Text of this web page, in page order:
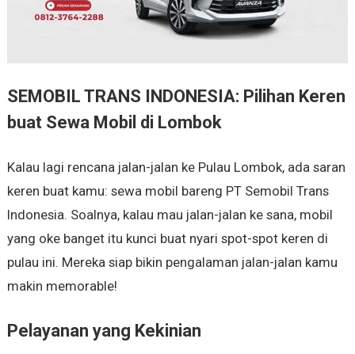
SEMOBIL TRANS INDONESIA: Pilihan Keren
buat Sewa Mobil di Lombok
Kalau lagi rencana jalan-jalan ke Pulau Lombok, ada saran
keren buat kamu: sewa mobil bareng PT Semobil Trans
Indonesia. Soalnya, kalau mau jalan-jalan ke sana, mobil
yang oke banget itu kunci buat nyari spot-spot keren di
pulau ini. Mereka siap bikin pengalaman jalan-jalan kamu
makin memorable!
Pelayanan yang Kekinian